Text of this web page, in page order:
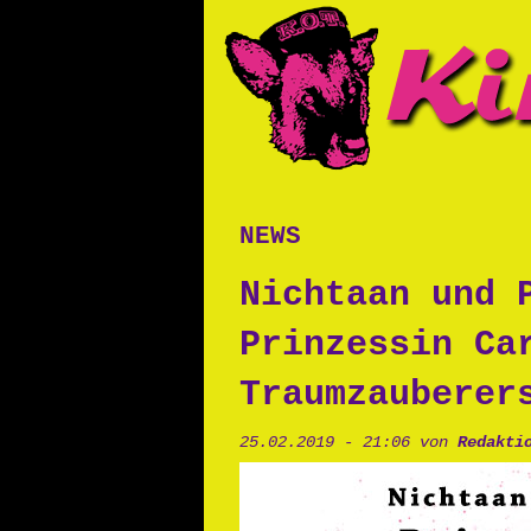
news
Nichtaan und
Prinzessin
25.02.2019 - 21:06 von